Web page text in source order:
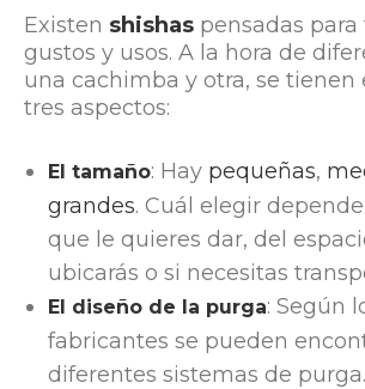
Existen shishas pensadas para
gustos y usos. A la hora de
una cachimba y otra, se tienen
tres aspectos:
El tamaño: Hay pequeñas,
grandes. Cuál elegir
que le quieres dar, del
ubicarás o si necesitas
El diseño de la purga: Según
fabricantes se pueden
diferentes sistemas de